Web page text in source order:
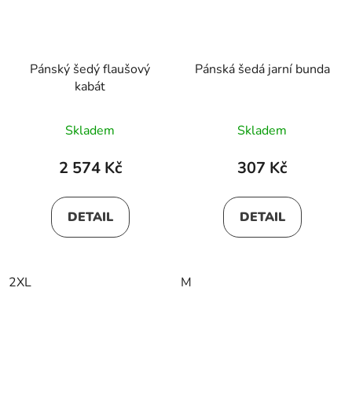
Pánský šedý flaušový
kabát
Skladem
2 574 Kč
DETAIL
2XL
Pánská šedá jarní bunda
Skladem
307 Kč
DETAIL
M